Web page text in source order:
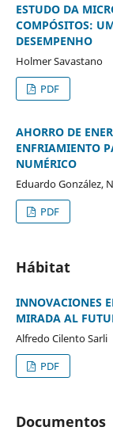
ESTUDO DA
COMPÓSITOS:
DESEMPENHO
Holmer Savastano
PDF
AHORRO DE
ENFRIAMIENTO
NUMÉRICO
Eduardo González,
PDF
Hábitat
INNOVACIONES
MIRADA AL
Alfredo Cilento Sarli
PDF
Documentos